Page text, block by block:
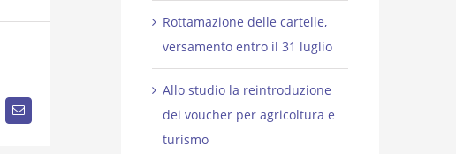
Email
Rottamazione delle cartelle,
versamento entro il 31 luglio
Allo studio la reintroduzione
dei voucher per agricoltura e
turismo